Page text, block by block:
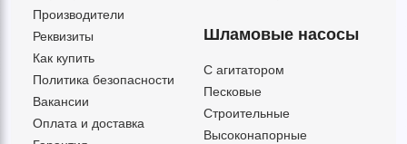
Производители
Реквизиты
Как купить
Политика безопасности
Вакансии
Оплата и доставка
Шламовые насосы
C агитатором
Песковые
Строительные
Высоконапорные